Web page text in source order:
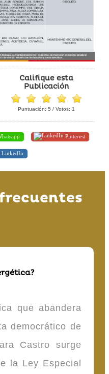
Califique esta
Publicación
Puntuación: 5 / Votos: 1
Pinterest
LinkedIn
que abandera
democrático de
Castro surge
la Ley Especial